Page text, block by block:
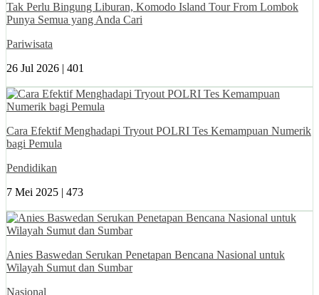
Tak Perlu Bingung Liburan, Komodo Island Tour From Lombok
Punya Semua yang Anda Cari
Pariwisata
26 Jul 2026 | 401
Cara Efektif Menghadapi Tryout POLRI Tes Kemampuan Numerik
bagi Pemula
Pendidikan
7 Mei 2025 | 473
Anies Baswedan Serukan Penetapan Bencana Nasional untuk
Wilayah Sumut dan Sumbar
Nasional